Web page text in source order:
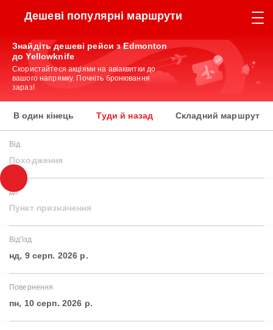
Дешеві популярні маршрути
Знайдіть дешеві рейси з Edmonton
до Yellowknife
Скористайтеся акціями на авіаквитки до
вашого напрямку. Почніть бронювання
зараз!
В один кінець Туди й назад Складний маршрут
Від
Походження
До
Пункт призначення
Від'їзд
нд, 9 серп. 2026 р.
Повернення
пн, 10 серп. 2026 р.